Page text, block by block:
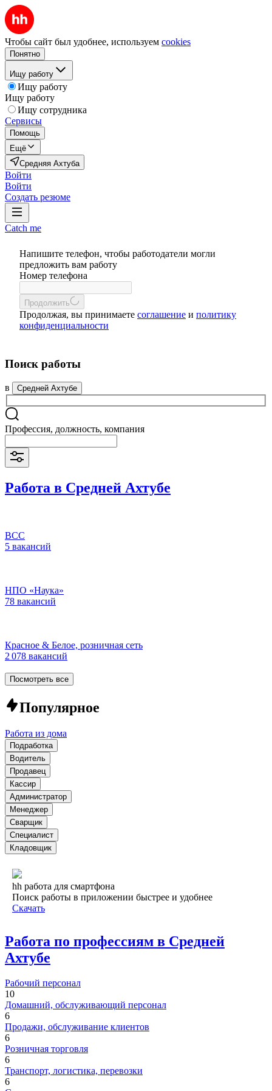
Чтобы сайт был удобнее, используем cookies
Понятно
Ищу работу
Ищу работу
Ищу работу
Ищу сотрудника
Сервисы
Помощь
Ещё
Средняя Ахтуба
Войти
Войти
Создать резюме
Catch me
Напишите телефон, чтобы работодатели могли
предложить вам работу
Номер телефона
Продолжить
Продолжая, вы принимаете соглашение и политику
конфиденциальности
Поиск работы
в Средней Ахтубе
Профессия, должность, компания
Работа в Средней Ахтубе
ВСС
5 вакансий
НПО «Наука»
78 вакансий
Красное & Белое, розничная сеть
2 078 вакансий
Посмотреть все
Популярное
Работа из дома
Подработка
Водитель
Продавец
Кассир
Администратор
Менеджер
Сварщик
Специалист
Кладовщик
hh работа для смартфона
Поиск работы в приложении быстрее и удобнее
Скачать
Работа по профессиям в Средней
Ахтубе
Рабочий персонал
10
Домашний, обслуживающий персонал
6
Продажи, обслуживание клиентов
6
Розничная торговля
6
Транспорт, логистика, перевозки
6